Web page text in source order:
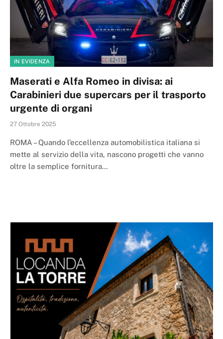
IN EVIDENZA
Maserati e Alfa Romeo in divisa: ai
Carabinieri due supercars per il trasporto
urgente di organi
27 Ottobre 2025
ROMA – Quando l’eccellenza automobilistica italiana si
mette al servizio della vita, nascono progetti che vanno
oltre la semplice fornitura…